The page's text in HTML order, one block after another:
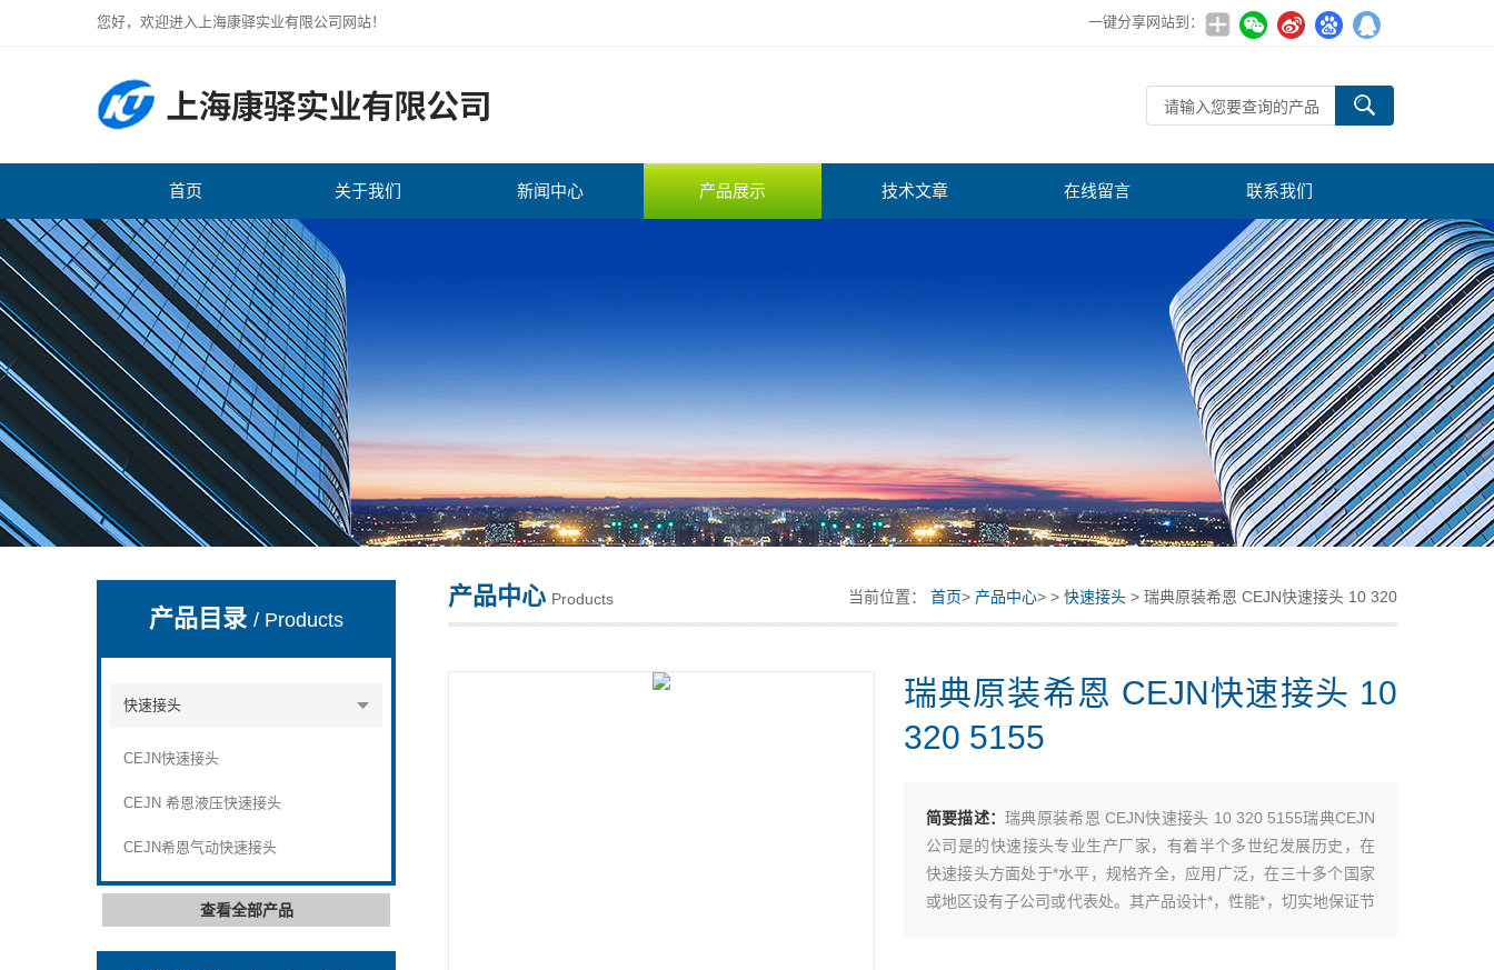
您好，欢迎进入上海康驿实业有限公司网站！ 一键分享网站到：
上海康驿实业有限公司
首页 关于我们 新闻中心 产品展示 技术文章 在线留言 联系我们
产品目录/ Products
快速接头
CEJN快速接头
CEJN 希恩液压快速接头
CEJN希恩气动快速接头
查看全部产品
产品中心 Products 当前位置： 首页> 产品中心> > 快速接头 > 瑞典原装希恩 CEJN快速接头 10 320
5155
瑞典原装希恩 CEJN快速接头 10
320 5155
简要描述：瑞典原装希恩 CEJN快速接头 10 320 5155瑞典CEJN
公司是的快速接头专业生产厂家，有着半个多世纪发展历史，在
快速接头方面处于*水平，规格齐全，应用广泛，在三十多个国家
或地区设有子公司或代表处。其产品设计*，性能*，切实地保证节